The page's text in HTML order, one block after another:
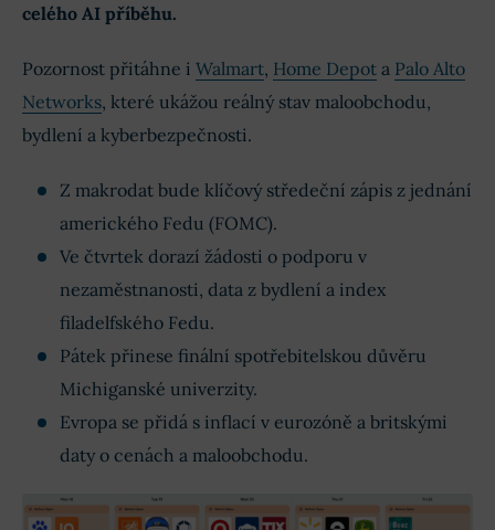
celého AI příběhu.
Pozornost přitáhne i Walmart, Home Depot a Palo Alto
Networks, které ukážou reálný stav maloobchodu,
bydlení a kyberbezpečnosti.
Z makrodat bude klíčový středeční zápis z jednání
amerického Fedu (FOMC).
Ve čtvrtek dorazí žádosti o podporu v
nezaměstnanosti, data z bydlení a index
filadelfského Fedu.
Pátek přinese finální spotřebitelskou důvěru
Michiganské univerzity.
Evropa se přidá s inflací v eurozóně a britskými
daty o cenách a maloobchodu.